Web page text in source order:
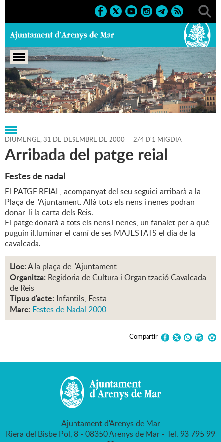
Portada > Regidories > Cultura > Agenda > 31-12-2000
DIUMENGE,31 DE DESEMBRE DE 2000 - 2/4 D'1 MIGDIA
Arribada del patge reial
Festes de nadal
El PATGE REIAL, acompanyat del seu seguici arribarà a la
Plaça de l'Ajuntament. Allà tots els nens i nenes podran
donar-li la carta dels Reis.
El patge donarà a tots els nens i nenes, un fanalet per a què
puguin il.luminar el camí de ses MAJESTATS el dia de la
cavalcada.
Lloc:A la plaça de l'Ajuntament
Organitza: Regidoria de Cultura i Organització Cavalcada
de Reis
Tipus d'acte: Infantils, Festa
Marc: Festes de Nadal 2000
Compartir
Ajuntament d'Arenys de Mar
Riera del Bisbe Pol, 8 - 08350 Arenys de Mar - Tel. 93 795 99